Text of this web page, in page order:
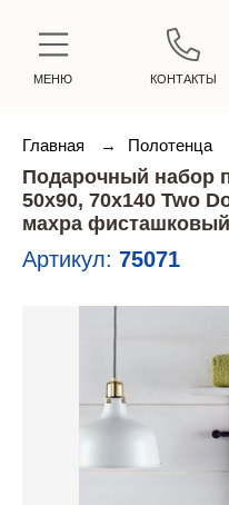
МЕНЮ КОНТАКТЫ
Главная → Полотенца
Подарочный набор
50х90, 70х140 Two
махра фисташковый
Артикул: 75071